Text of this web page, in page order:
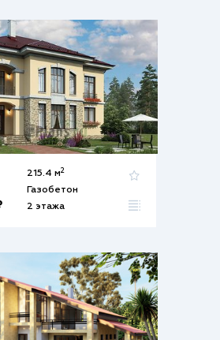
215.4 м2
Газобетон
2 этажа